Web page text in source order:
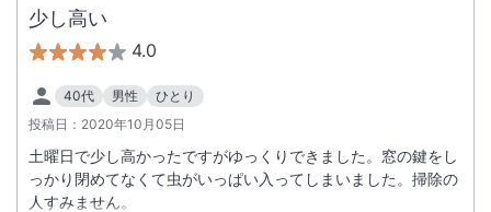
少し高い
4.0
40代 男性
ひとり
投稿日： 2020年10月05日
土曜日で少し高かったですがゆっくりできました。窓の鍵をし
っかり閉めてなくて虫がいっぱい入ってしまいました。掃除の
人すみません。